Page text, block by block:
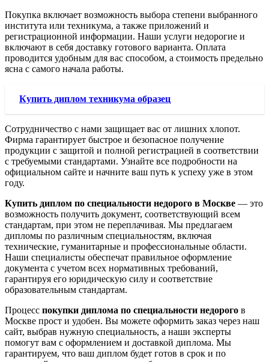
Покупка включает возможность выбора степени выбранного
института или техникума, а также приложений и
регистрационной информации. Наши услуги недорогие и
включают в себя доставку готового варианта. Оплата
проводится удобным для вас способом, а стоимость предельно
ясна с самого начала работы.
Купить диплом техникума образец
Сотрудничество с нами защищает вас от лишних хлопот.
Фирма гарантирует быстрое и безопасное получение
продукции с защитой и полной регистрацией в соответствии
с требуемыми стандартами. Узнайте все подробности на
официальном сайте и начните ваш путь к успеху уже в этом
году.
Купить диплом по специальности недорого в Москве — это
возможность получить документ, соответствующий всем
стандартам, при этом не переплачивая. Мы предлагаем
дипломы по различным специальностям, включая
технические, гуманитарные и профессиональные области.
Наши специалисты обеспечат правильное оформление
документа с учетом всех нормативных требований,
гарантируя его юридическую силу и соответствие
образовательным стандартам.
Процесс покупки диплома по специальности недорого в
Москве прост и удобен. Вы можете оформить заказ через наш
сайт, выбрав нужную специальность, а наши эксперты
помогут вам с оформлением и доставкой диплома. Мы
гарантируем, что ваш диплом будет готов в срок и по